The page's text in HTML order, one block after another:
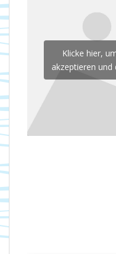
Klicke hier,
akzeptieren und